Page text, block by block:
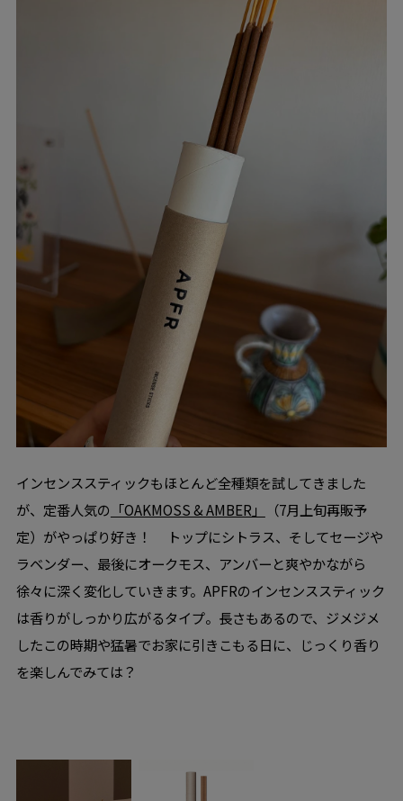
インセンススティックもほとんど全種類を試してきました
が、定番人気の 「OAKMOSS & AMBER」
（7月上旬再販予
定）がやっぱり好き！ トップにシトラス、そしてセージや
ラベンダー、最後にオークモス、アンバーと爽やかながら
徐々に深く変化していきます。APFRのインセンススティック
は香りがしっかり広がるタイプ。長さもあるので、ジメジメ
したこの時期や猛暑でお家に引きこもる日に、じっくり香り
を楽しんでみては？